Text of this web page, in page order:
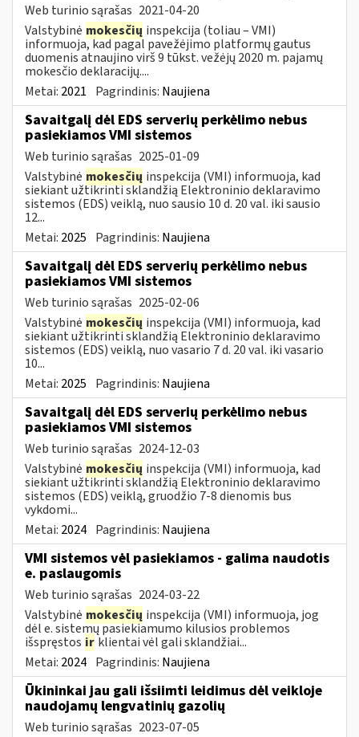
Web turinio sąrašas 2021-04-20
Valstybinė mokesčių inspekcija (toliau – VMI)
informuoja, kad pagal pavežėjimo platformų gautus
duomenis atnaujino virš 9 tūkst. vežėjų 2020 m. pajamų
mokesčio deklaracijų....
Metai: 2021 Pagrindinis: Naujiena
Savaitgalį dėl EDS serverių perkėlimo nebus
pasiekiamos VMI sistemos
Web turinio sąrašas 2025-01-09
Valstybinė mokesčių inspekcija (VMI) informuoja, kad
siekiant užtikrinti sklandžią Elektroninio deklaravimo
sistemos (EDS) veiklą, nuo sausio 10 d. 20 val. iki sausio
12...
Metai: 2025 Pagrindinis: Naujiena
Savaitgalį dėl EDS serverių perkėlimo nebus
pasiekiamos VMI sistemos
Web turinio sąrašas 2025-02-06
Valstybinė mokesčių inspekcija (VMI) informuoja, kad
siekiant užtikrinti sklandžią Elektroninio deklaravimo
sistemos (EDS) veiklą, nuo vasario 7 d. 20 val. iki vasario
10...
Metai: 2025 Pagrindinis: Naujiena
Savaitgalį dėl EDS serverių perkėlimo nebus
pasiekiamos VMI sistemos
Web turinio sąrašas 2024-12-03
Valstybinė mokesčių inspekcija (VMI) informuoja, kad
siekiant užtikrinti sklandžią Elektroninio deklaravimo
sistemos (EDS) veiklą, gruodžio 7-8 dienomis bus
vykdomi...
Metai: 2024 Pagrindinis: Naujiena
VMI sistemos vėl pasiekiamos - galima naudotis
e. paslaugomis
Web turinio sąrašas 2024-03-22
Valstybinė mokesčių inspekcija (VMI) informuoja, jog
dėl e. sistemų pasiekiamumo kilusios problemos
išspręstos ir klientai vėl gali sklandžiai...
Metai: 2024 Pagrindinis: Naujiena
Ūkininkai jau gali išsiimti leidimus dėl veikloje
naudojamų lengvatinių gazolių
Web turinio sąrašas 2023-07-05